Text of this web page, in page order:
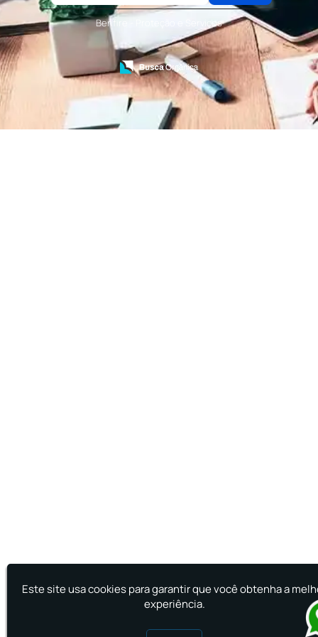
Terceirização de Serviços de Recepcionistas
Treinamento de Bombeiro Civil
Treinamento de Bombeiros
Treinamento de Brigada
Treinamento de Brigada de Emergência
Treinamento de Brigada de Incêndio
Treinamento de Brigada de Incêndio Valor
Treinamento de Brigadista de Incêndio
Treinamento de Combate a Incêndio NR 23
Benfire - Proteção e Serviços
Este site usa cookies para garantir que você obtenha a
experiência.